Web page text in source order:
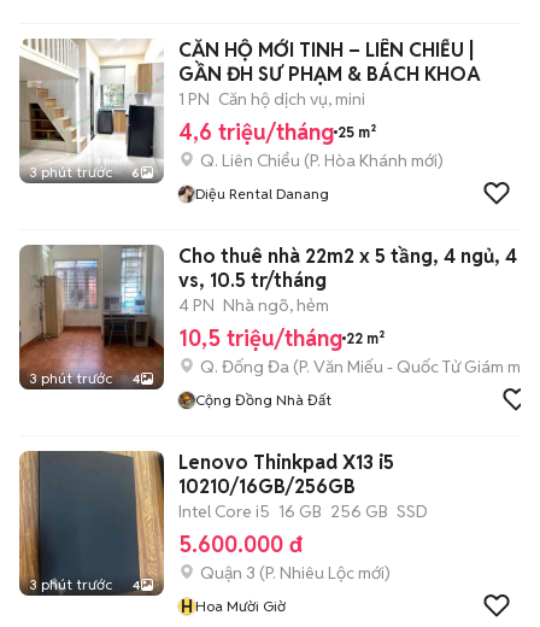
3 phút trước 6
CĂN HỘ MỚI TINH – LIÊN CHIỂU |
GẦN ĐH SƯ PHẠM & BÁCH KHOA
1 PN Căn hộ dịch vụ, mini
4,6 triệu/tháng 25 m²
Q. Liên Chiểu (P. Hòa Khánh mới)
Diệu Rental Danang
3 phút trước 4
Cho thuê nhà 22m2 x 5 tầng, 4 ngủ, 4
vs, 10.5 tr/tháng
4 PN Nhà ngõ, hẻm
10,5 triệu/tháng 22 m²
Q. Đống Đa (P. Văn Miếu - Quốc Tử Giám mới)
Cộng Đồng Nhà Đất
3 phút trước 4
Lenovo Thinkpad X13 i5
10210/16GB/256GB
Intel Core i5 16 GB 256 GB SSD
5.600.000 đ
Quận 3 (P. Nhiêu Lộc mới)
HHoa Mười Giờ